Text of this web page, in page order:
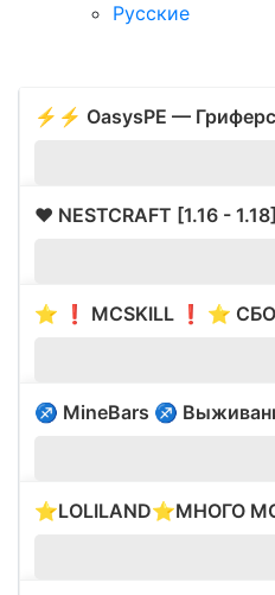
Русские
❤️ NESTCRAFT [1.16 - 1.18]